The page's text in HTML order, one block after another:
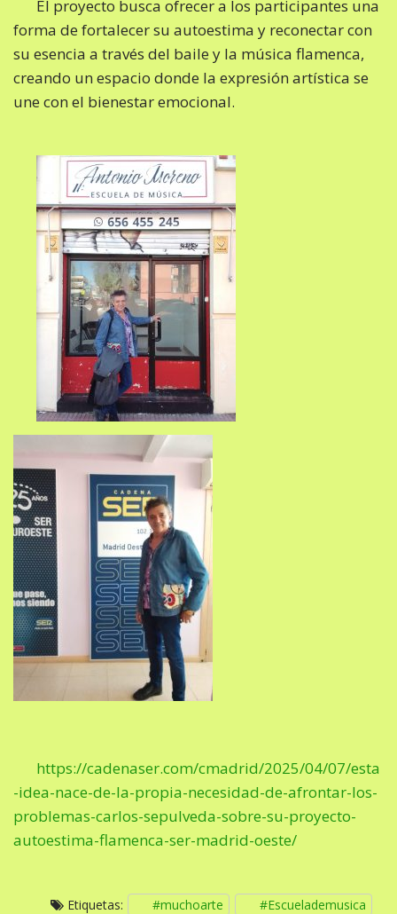
El proyecto busca ofrecer a los participantes una
forma de fortalecer su autoestima y reconectar con
su esencia a través del baile y la música flamenca,
creando un espacio donde la expresión artística se
une con el bienestar emocional.
https://cadenaser.com/cmadrid/2025/04/07/esta
-idea-nace-de-la-propia-necesidad-de-afrontar-los-
problemas-carlos-sepulveda-sobre-su-proyecto-
autoestima-flamenca-ser-madrid-oeste/
Etiquetas: #muchoarte
#Escuelademusica